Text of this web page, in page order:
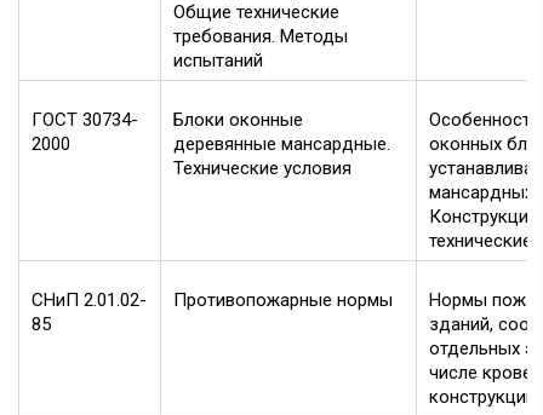
Общие технические
требования. Методы
испытаний
ГОСТ 30734-
2000
Блоки оконные
деревянные мансардные.
Технические условия
оконных
мансардных
технические
СНиП 2.01.02-
85
Противопожарные нормы
Нормы
зданий,
отдельных
числе
конструкций.